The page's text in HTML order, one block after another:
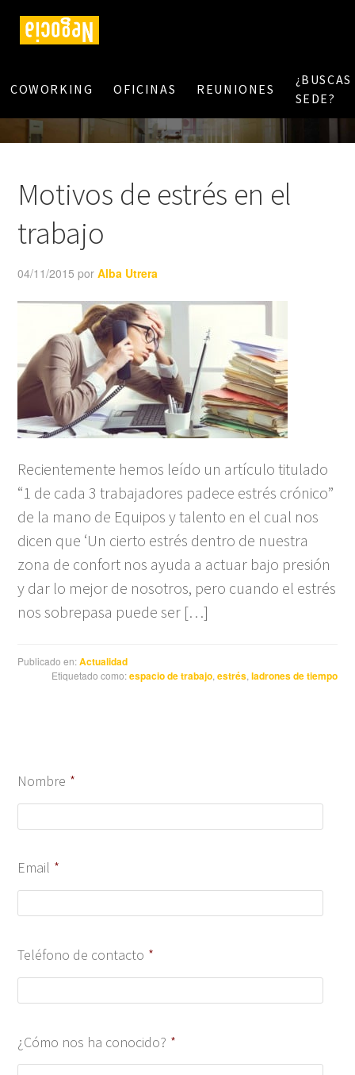
COWORKING OFICINAS REUNIONES
¿BUSCAS
SEDE?
Motivos de estrés en el
trabajo
04/11/2015 porAlba Utrera
Recientemente hemos leído un artículo titulado
“1 de cada 3 trabajadores padece estrés crónico”
de la mano de Equipos y talento en el cual nos
dicen que ‘Un cierto estrés dentro de nuestra
zona de confort nos ayuda a actuar bajo presión
y dar lo mejor de nosotros, pero cuando el estrés
nos sobrepasa puede ser […]
Publicado en:Actualidad
Etiquetado como:espacio de trabajo, estrés, ladrones de tiempo
Nombre *
Email *
Teléfono de contacto *
¿Cómo nos ha conocido? *